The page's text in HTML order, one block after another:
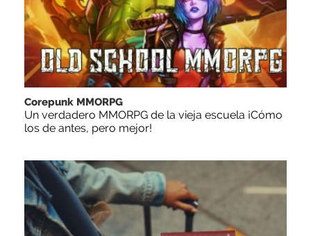
Corepunk MMORPG
Un verdadero MMORPG de la vieja escuela ¡Cómo
los de antes, pero mejor!